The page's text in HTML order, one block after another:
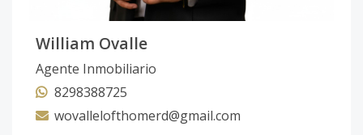
William Ovalle
Agente Inmobiliario
8298388725
wovallelofthomerd@gmail.com